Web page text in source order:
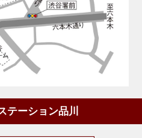
テーション品川